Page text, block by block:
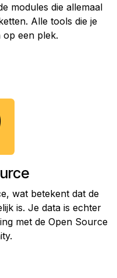
modules die allemaal
Alle tools die je
op een plek.
wat betekent dat de
is. Je data is echter
met de Open Source